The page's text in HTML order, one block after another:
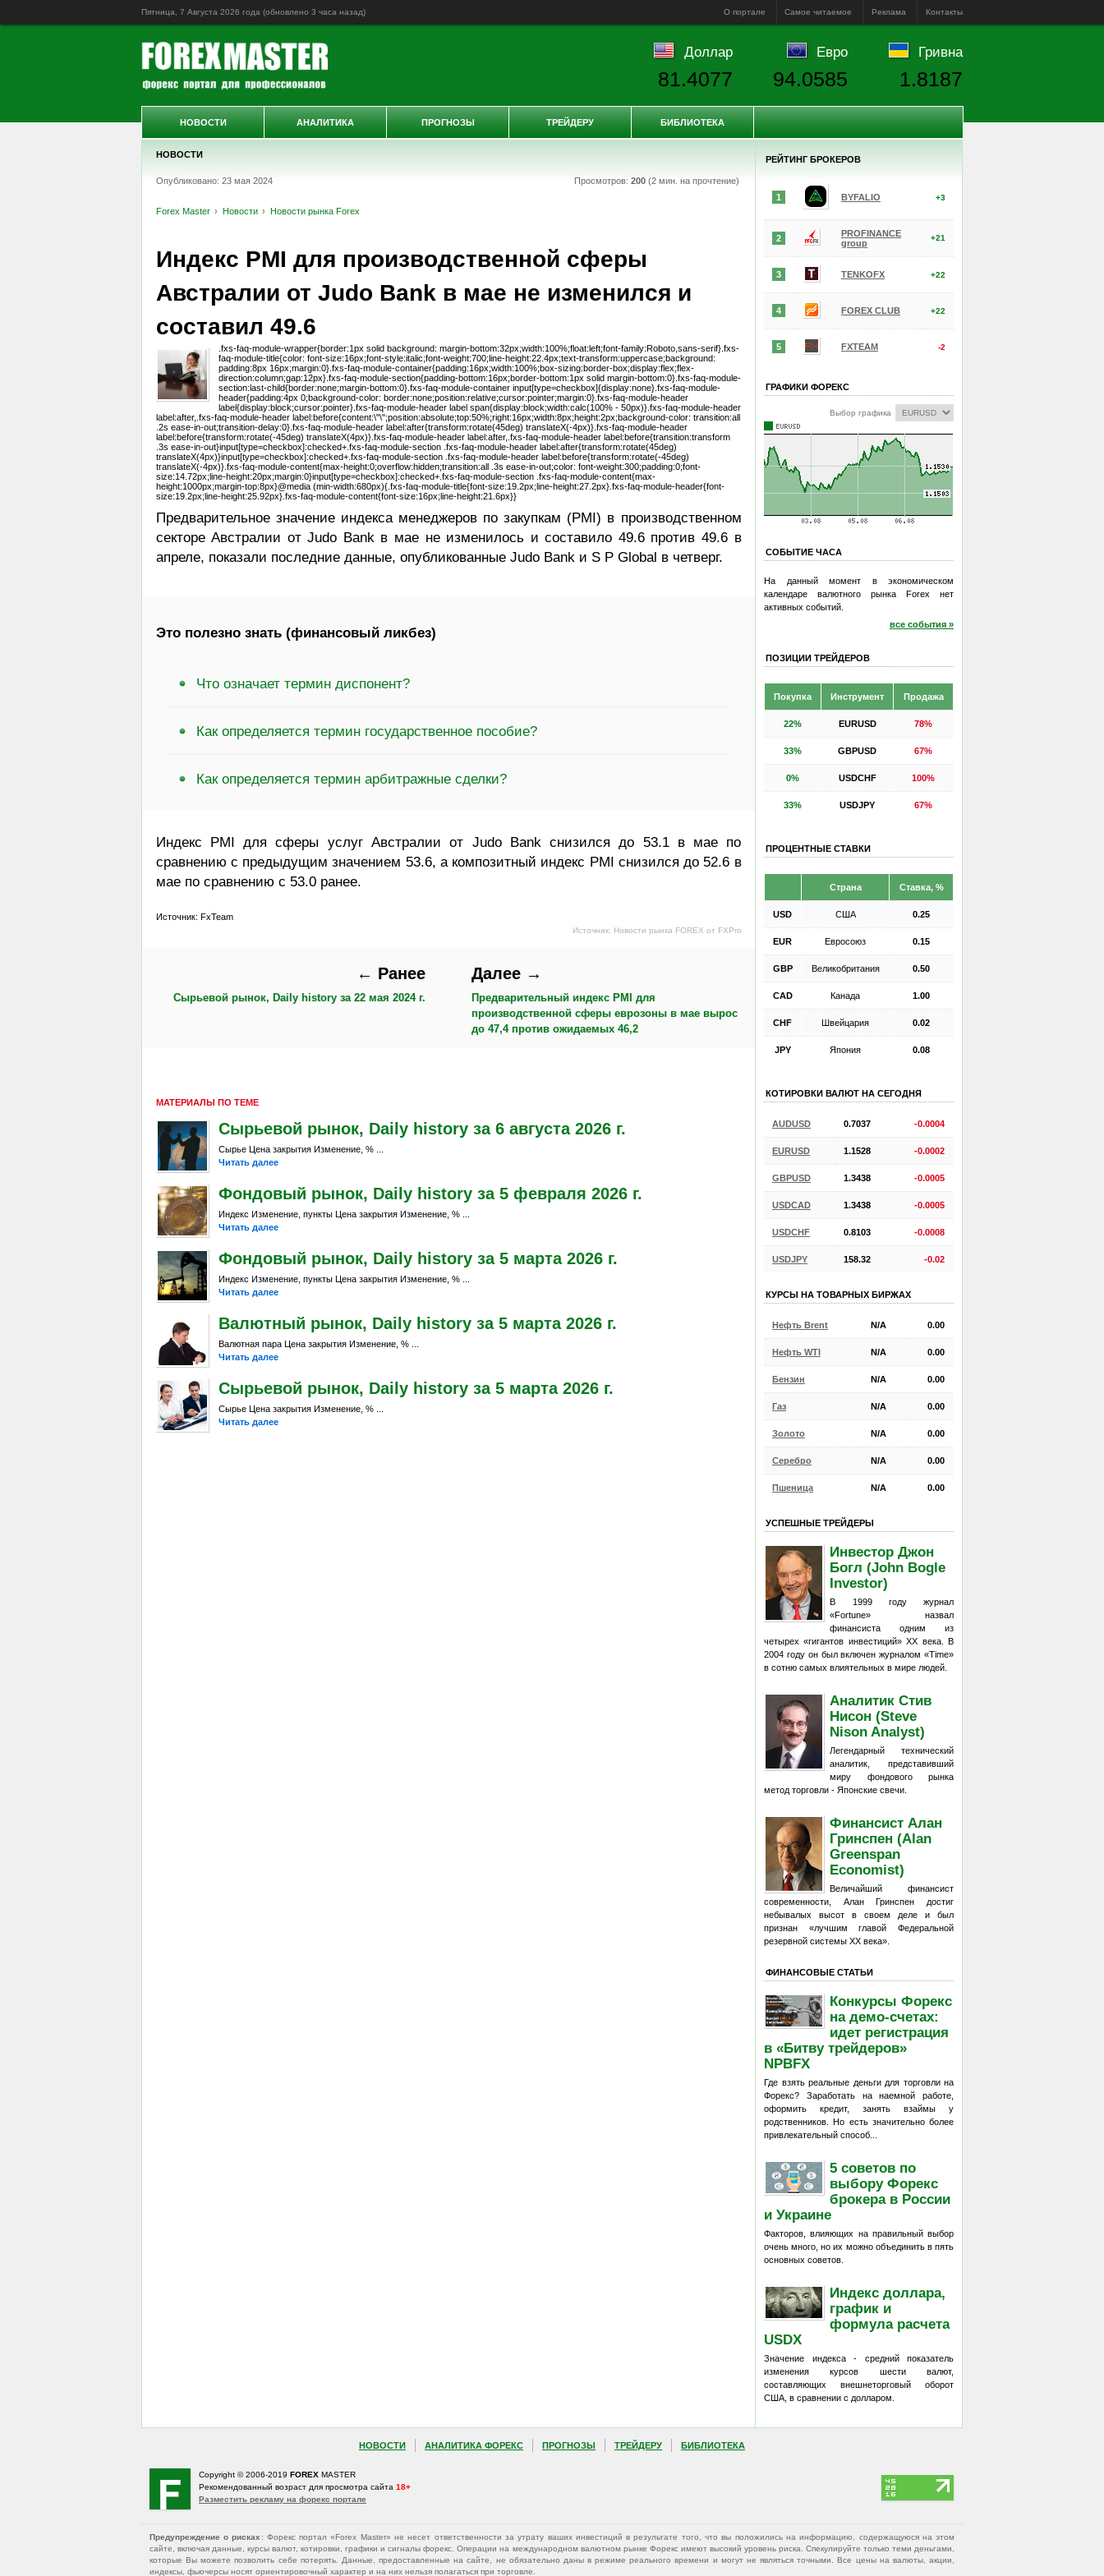
Пятница, 7 Августа 2026 года (обновлено 3 часа назад) О портале Самое читаемое Реклама Контакты
НОВОСТИ
Опубликовано: 23 мая 2024 Просмотров: 200(2 мин. на прочтение)
Forex Master Новости Новости рынка Forex
Индекс PMI для производственной сферы
Австралии от Judo Bank в мае не изменился и
составил 49.6
.fxs-faq-module-wrapper{border:1px solid background: margin-bottom:32px;width:100%;float:left;font-family:Roboto,sans-serif}.fxs-
faq-module-title{color: font-size:16px;font-style:italic;font-weight:700;line-height:22.4px;text-transform:uppercase;background:
padding:8px 16px;margin:0}.fxs-faq-module-container{padding:16px;width:100%;box-sizing:border-box;display:flex;flex-
direction:column;gap:12px}.fxs-faq-module-section{padding-bottom:16px;border-bottom:1px solid margin-bottom:0}.fxs-faq-module-
section:last-child{border:none;margin-bottom:0}.fxs-faq-module-container input[type=checkbox]{display:none}.fxs-faq-module-
header{padding:4px 0;background-color: border:none;position:relative;cursor:pointer;margin:0}.fxs-faq-module-header
label{display:block;cursor:pointer}.fxs-faq-module-header label span{display:block;width:calc(100% - 50px)}.fxs-faq-module-header
label:after,.fxs-faq-module-header label:before{content:\"\";position:absolute;top:50%;right:16px;width:8px;height:2px;background-color: transition:all
.2s ease-in-out;transition-delay:0}.fxs-faq-module-header label:after{transform:rotate(45deg) translateX(-4px)}.fxs-faq-module-header
label:before{transform:rotate(-45deg) translateX(4px)}.fxs-faq-module-header label:after,.fxs-faq-module-header label:before{transition:transform
.3s ease-in-out}input[type=checkbox]:checked+.fxs-faq-module-section .fxs-faq-module-header label:after{transform:rotate(45deg)
translateX(4px)}input[type=checkbox]:checked+.fxs-faq-module-section .fxs-faq-module-header label:before{transform:rotate(-45deg)
translateX(-4px)}.fxs-faq-module-content{max-height:0;overflow:hidden;transition:all .3s ease-in-out;color: font-weight:300;padding:0;font-
size:14.72px;line-height:20px;margin:0}input[type=checkbox]:checked+.fxs-faq-module-section .fxs-faq-module-content{max-
height:1000px;margin-top:8px}@media (min-width:680px){.fxs-faq-module-title{font-size:19.2px;line-height:27.2px}.fxs-faq-module-header{font-
size:19.2px;line-height:25.92px}.fxs-faq-module-content{font-size:16px;line-height:21.6px}}
Предварительное значение индекса менеджеров по закупкам (PMI) в производственном
секторе Австралии от Judo Bank в мае не изменилось и составило 49.6 против 49.6 в
апреле, показали последние данные, опубликованные Judo Bank и S P Global в четверг.
Это полезно знать (финансовый ликбез)
Что означает термин диспонент?
Как определяется термин государственное пособие?
Как определяется термин арбитражные сделки?
Индекс PMI для сферы услуг Австралии от Judo Bank снизился до 53.1 в мае по
сравнению с предыдущим значением 53.6, а композитный индекс PMI снизился до 52.6 в
мае по сравнению с 53.0 ранее.
Источник: FxTeam
Источник: Новости рынка FOREX от FXPro
← Ранее
Сырьевой рынок, Daily history за 22 мая 2024 г.
Далее →
Предварительный индекс PMI для
производственной сферы еврозоны в мае вырос
до 47,4 против ожидаемых 46,2
МАТЕРИАЛЫ ПО ТЕМЕ
Сырьевой рынок, Daily history за 6 августа 2026 г.
Сырье Цена закрытия Изменение, % ...
Читать далее
Фондовый рынок, Daily history за 5 февраля 2026 г.
Индекс Изменение, пункты Цена закрытия Изменение, % ...
Читать далее
Фондовый рынок, Daily history за 5 марта 2026 г.
Индекс Изменение, пункты Цена закрытия Изменение, % ...
Читать далее
Валютный рынок, Daily history за 5 марта 2026 г.
Валютная пара Цена закрытия Изменение, % ...
Читать далее
Сырьевой рынок, Daily history за 5 марта 2026 г.
Сырье Цена закрытия Изменение, % ...
Читать далее
РЕЙТИНГ БРОКЕРОВ
1 BYFALIO +3
2
PROFINANCE
group
+21
3 TENKOFX +22
4 FOREX CLUB +22
5 FXTEAM -2
ГРАФИКИ ФОРЕКС
Выбор графика
СОБЫТИЕ ЧАСА
На данный момент в экономическом
календаре валютного рынка Forex нет
активных событий.
все события »
ПОЗИЦИИ ТРЕЙДЕРОВ
Покупка Инструмент Продажа
22% EURUSD 78%
33% GBPUSD 67%
0% USDCHF 100%
33% USDJPY 67%
ПРОЦЕНТНЫЕ СТАВКИ
Страна Ставка, %
USD США 0.25
EUR Евросоюз 0.15
GBP Великобритания 0.50
CAD Канада 1.00
CHF Швейцария 0.02
JPY Япония 0.08
КОТИРОВКИ ВАЛЮТ НА СЕГОДНЯ
AUDUSD 0.7037 -0.0004
EURUSD 1.1528 -0.0002
GBPUSD 1.3438 -0.0005
USDCAD 1.3438 -0.0005
USDCHF 0.8103 -0.0008
USDJPY 158.32 -0.02
КУРСЫ НА ТОВАРНЫХ БИРЖАХ
Нефть Brent N/A 0.00
Нефть WTI N/A 0.00
Бензин N/A 0.00
Газ N/A 0.00
Золото N/A 0.00
Серебро N/A 0.00
Пшеница N/A 0.00
УСПЕШНЫЕ ТРЕЙДЕРЫ
Инвестор Джон
Богл (John Bogle
Investor)
В 1999 году журнал
«Fortune» назвал
финансиста одним из
четырех «гигантов инвестиций» XX века. В
2004 году он был включен журналом «Time»
в сотню самых влиятельных в мире людей.
Аналитик Стив
Нисон (Steve
Nison Analyst)
Легендарный технический
аналитик, представивший
миру фондового рынка
метод торговли - Японские свечи.
Финансист Алан
Гринспен (Alan
Greenspan
Economist)
Величайший финансист
современности, Алан Гринспен достиг
небывалых высот в своем деле и был
признан «лучшим главой Федеральной
резервной системы XX века».
ФИНАНСОВЫЕ СТАТЬИ
Конкурсы Форекс
на демо-счетах:
идет регистрация
в «Битву трейдеров»
NPBFX
Где взять реальные деньги для торговли на
Форекс? Заработать на наемной работе,
оформить кредит, занять взаймы у
родственников. Но есть значительно более
привлекательный способ...
5 советов по
выбору Форекс
брокера в России
и Украине
Факторов, влияющих на правильный выбор
очень много, но их можно объединить в пять
основных советов.
Индекс доллара,
график и
формула расчета
USDX
Значение индекса - средний показатель
изменения курсов шести валют,
составляющих внешнеторговый оборот
США, в сравнении с долларом.
Доллар
81.4077
Евро
94.0585
Гривна
1.8187
НОВОСТИ АНАЛИТИКА ПРОГНОЗЫ ТРЕЙДЕРУ БИБЛИОТЕКА
НОВОСТИ АНАЛИТИКА ФОРЕКС ПРОГНОЗЫ ТРЕЙДЕРУ БИБЛИОТЕКА
Copyright © 2006-2019 FOREX MASTER
Рекомендованный возраст для просмотра сайта 18+
Разместить рекламу на форекс портале
Предупреждение о рисках : Форекс портал «Forex Master» не несет ответственности за утрату ваших инвестиций в результате того, что вы положились на информацию, содержащуюся на этом
сайте, включая данные, курсы валют, котировки, графики и сигналы форекс. Операции на международном валютном рынке Форекс имеют высокий уровень риска. Спекулируйте только теми деньгами,
которые Вы можете позволить себе потерять. Данные, предоставленные на сайте, не обязательно даны в режиме реального времени и могут не являться точными. Все цены на валюты, акции,
индексы, фьючерсы носят ориентировочный характер и на них нельзя полагаться при торговле.